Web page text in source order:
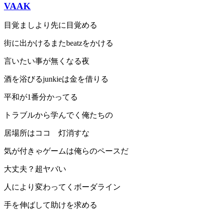
VAAK
目覚ましより先に目覚める
街に出かけるまたbeatzをかける
言いたい事が無くなる夜
酒を浴びるjunkieは金を借りる
平和が1番分かってる
トラブルから学んでく俺たちの
居場所はココ 灯消すな
気が付きゃゲームは俺らのペースだ
大丈夫？超ヤバい
人により変わってくボーダライン
手を伸ばして助けを求める